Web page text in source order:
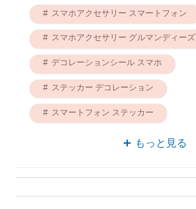
スマホアクセサリー スマートフォン
スマホアクセサリー グルマンディーズ
デコレーションシール スマホ
ステッカー デコレーション
スマートフォン ステッカー
スマートフォン デコレーションシール
もっと見る